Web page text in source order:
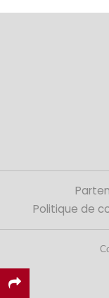
Politique de